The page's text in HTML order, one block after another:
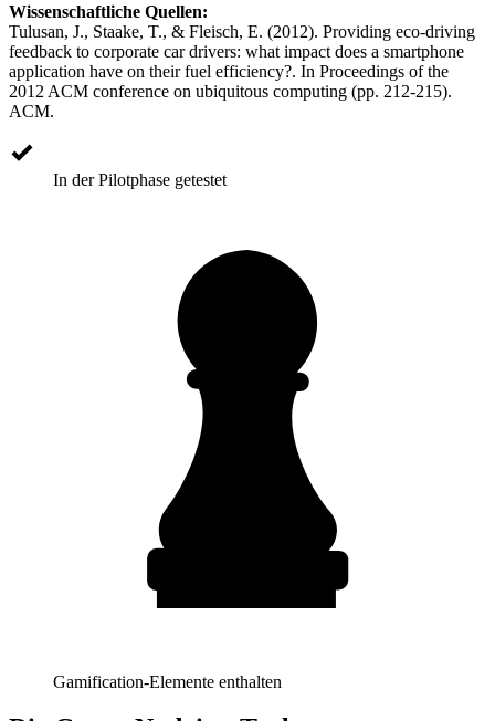
Wissenschaftliche Quellen:
Tulusan, J., Staake, T., & Fleisch, E. (2012). Providing eco-driving
feedback to corporate car drivers: what impact does a smartphone
application have on their fuel efficiency?. In Proceedings of the
2012 ACM conference on ubiquitous computing (pp. 212-215).
ACM.
In der Pilotphase getestet
Gamification-Elemente enthalten